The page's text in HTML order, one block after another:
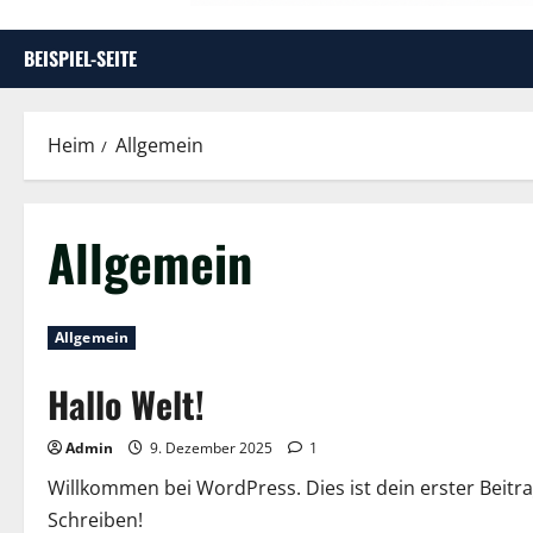
BEISPIEL-SEITE
Heim Allgemein
Allgemein
Allgemein
Hallo Welt!
Admin 9. Dezember 2025 1
Willkommen bei WordPress. Dies ist dein erster
Schreiben!